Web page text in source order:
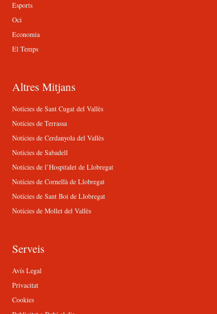
Esports
Oci
Economia
El Temps
Altres Mitjans
Notícies de Sant Cugat del Vallès
Notícies de Terrassa
Notícies de Cerdanyola del Vallès
Notícies de Sabadell
Notícies de l’Hospitalet de Llobregat
Notícies de Cornellà de Llobregat
Notícies de Sant Boi de Llobregat
Notícies de Mollet del Vallès
Serveis
Avís Legal
Privacitat
Cookies